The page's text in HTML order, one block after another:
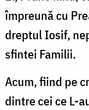
împreună cu
dreptul Iosif,
sfintei Familii.
Acum, fiind pe
dintre cei ce L-